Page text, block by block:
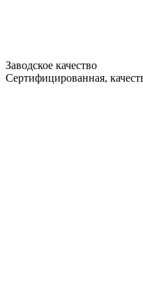
Заводское качество
Сертифицированная,